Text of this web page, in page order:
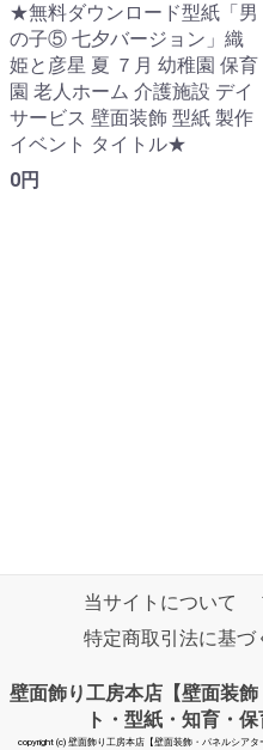
★無料ダウンロード型紙「男
の子⑤ 七夕バージョン」織
姫と彦星 夏 ７月 幼稚園 保育
園 老人ホーム 介護施設 デイ
サービス 壁面装飾 型紙 製作
イベント タイトル★
0円
当サイトについて
特定商取引法に基づ
壁面飾り工房本店【壁面装
ト・型紙・知育・
copyright (c) 壁面飾り工房本店【壁面装飾・パネルシア